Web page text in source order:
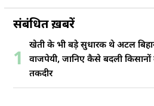
संबंधित ख़बरें
1
खेती के भी बड़े सुधारक थे अटल
वाजपेयी, जानिए कैसे बदली किसानों
तकदीर